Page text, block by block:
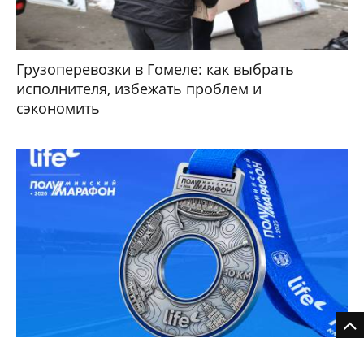
Грузоперевозки в Гомеле: как выбрать
исполнителя, избежать проблем и
сэкономить